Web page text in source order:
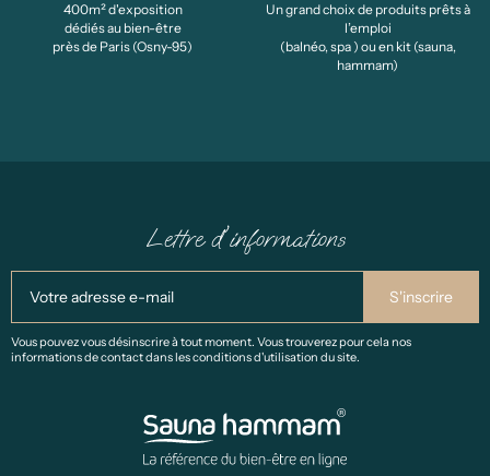
400m² d'exposition
dédiés au bien-être
près de Paris (Osny-95)
Un grand choix de produits prêts à
l’emploi
(balnéo, spa ) ou en kit (sauna,
hammam)
Lettre d'informations
Vous pouvez vous désinscrire à tout moment. Vous trouverez pour cela nos
informations de contact dans les conditions d'utilisation du site.